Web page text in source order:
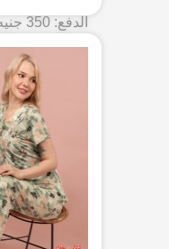
الدفع: 350 جنيه